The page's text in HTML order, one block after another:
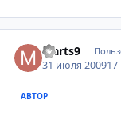
Marts9
31 июля 200917
АВТОР